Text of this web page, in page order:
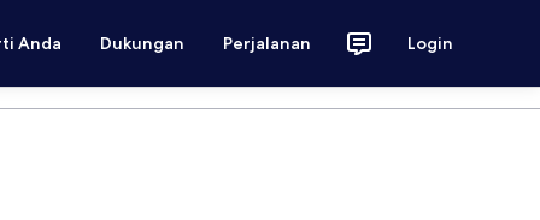
Anda Dukungan Perjalanan Login